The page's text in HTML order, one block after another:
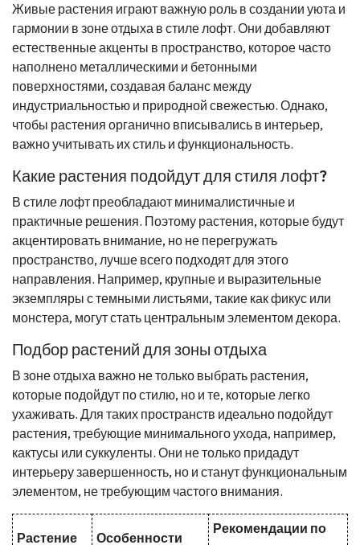
Живые растения играют важную роль в создании уюта и
гармонии в зоне отдыха в стиле лофт. Они добавляют
естественные акценты в пространство, которое часто
наполнено металлическими и бетонными
поверхностями, создавая баланс между
индустриальностью и природной свежестью. Однако,
чтобы растения органично вписывались в интерьер,
важно учитывать их стиль и функциональность.
Какие растения подойдут для стиля лофт?
В стиле лофт преобладают минималистичные и
практичные решения. Поэтому растения, которые будут
акцентировать внимание, но не перегружать
пространство, лучше всего подходят для этого
направления. Например, крупные и выразительные
экземпляры с темными листьями, такие как фикус или
монстера, могут стать центральным элементом декора.
Подбор растений для зоны отдыха
В зоне отдыха важно не только выбрать растения,
которые подойдут по стилю, но и те, которые легко
ухаживать. Для таких пространств идеально подойдут
растения, требующие минимального ухода, например,
кактусы или суккуленты. Они не только придадут
интерьеру завершенность, но и станут функциональным
элементом, не требующим частого внимания.
Растение Особенности
Рекомендации по